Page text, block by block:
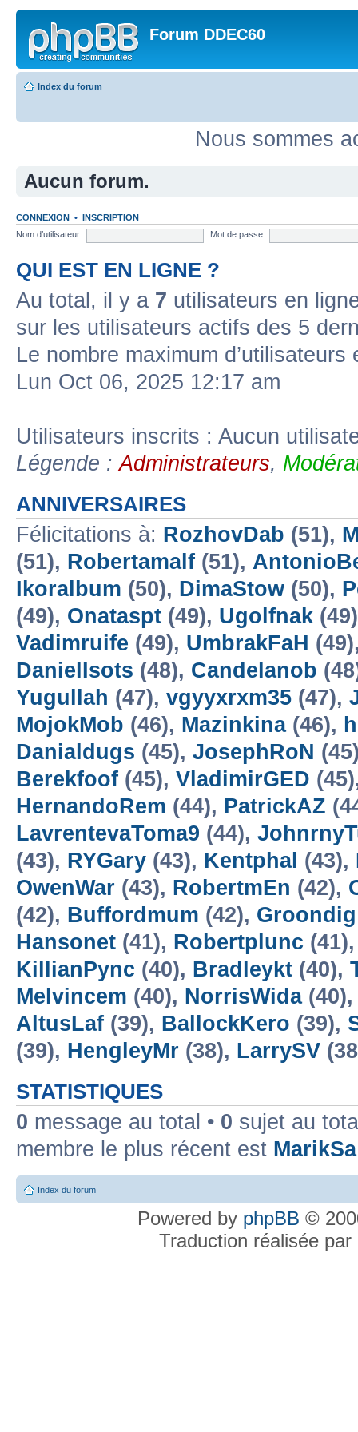
Forum DDEC60
Index du forum
Nous sommes
Aucun forum.
CONNEXION • INSCRIPTION
Nom d’utilisateur:
Mot de passe:
QUI EST EN LIGNE ?
Au total, il y a 7 utilisateurs en
sur les utilisateurs actifs des 5
Le nombre maximum
Lun Oct 06, 2025 12:17 am
Utilisateurs inscrits : Aucun
Légende :Administrateurs,
ANNIVERSAIRES
Félicitations à: RozhovDab (51),
(51), Robertamalf (51),
Ikoralbum (50), DimaStow (50),
(49), Onataspt (49), Ugolfnak
Vadimruife (49), UmbrakFaH
DanielIsots (48), Candelanob
Yugullah (47), vgyyxrxm35 (47),
MojokMob (46), Mazinkina(46),
Danialdugs (45), JosephRoN
Berekfoof (45), VladimirGED
HernandoRem (44), PatrickAZ
LavrentevaToma9 (44),
(43), RYGary (43), Kentphal (43),
OwenWar (43), RobertmEn (42),
(42), Buffordmum (42), Groondig
Hansonet (41), Robertplunc
KillianPync (40), Bradleykt (40),
Melvincem (40), NorrisWida
AltusLaf (39), BallockKero (39),
(39), HengleyMr (38), LarrySV
STATISTIQUES
0 message au total • 0 sujet au
membre le plus récent est MarikSa
Index du forum
Powered by phpBB ©
Traduction réalisée par